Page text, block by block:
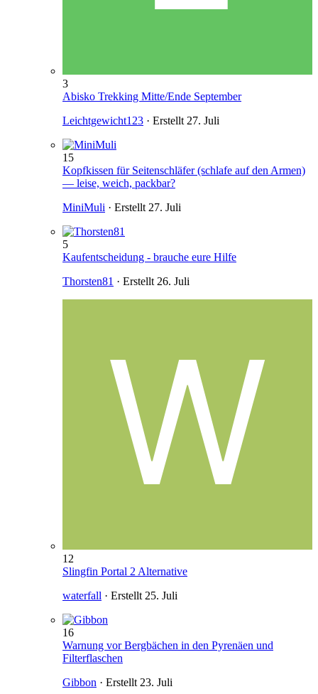
3
Abisko Trekking Mitte/Ende September
Leichtgewicht123 · Erstellt27. Juli
15
Kopfkissen für Seitenschläfer (schlafe auf den Armen)
— leise, weich, packbar?
MiniMuli · Erstellt27. Juli
5
Kaufentscheidung - brauche eure Hilfe
Thorsten81 · Erstellt26. Juli
12
Slingfin Portal 2 Alternative
waterfall · Erstellt25. Juli
16
Warnung vor Bergbächen in den Pyrenäen und
Filterflaschen
Gibbon · Erstellt23. Juli